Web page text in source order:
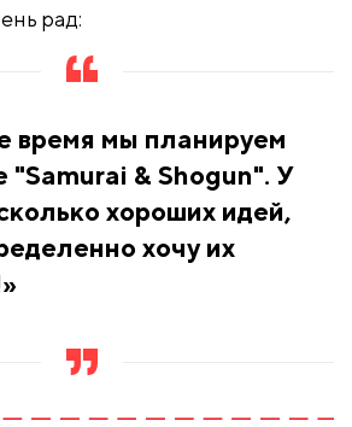
рад:
время мы планируем
& Shogun". У
хороших идей,
хочу их